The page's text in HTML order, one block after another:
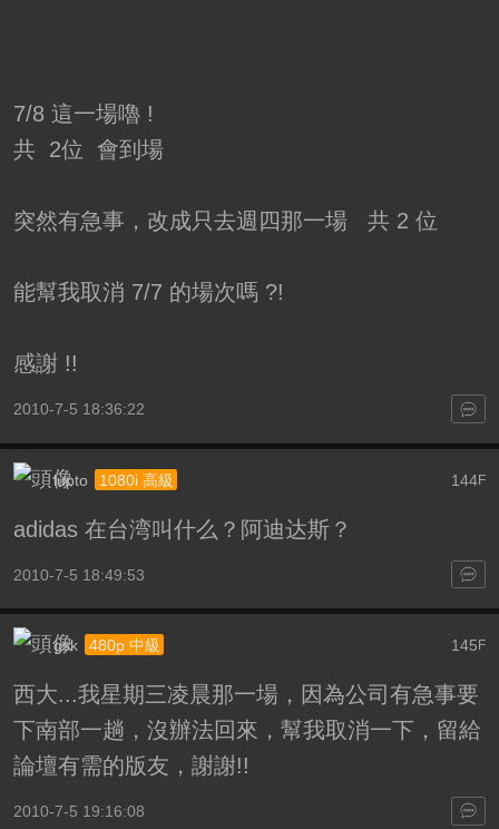
7/8 這一場嚕 !
共 2位 會到場
突然有急事，改成只去週四那一場 共 2 位
能幫我取消 7/7 的場次嗎 ?!
感謝 !!
2010-7-5 18:36:22
144F
lupto 1080i 高級
adidas 在台湾叫什么？阿迪达斯？
2010-7-5 18:49:53
145 F
gsk 480p 中級
西大...我星期三凌晨那一場，因為公司有急事要
下南部一趟，沒辦法回來，幫我取消一下，留給
論壇有需的版友，謝謝!!
2010-7-5 19:16:08